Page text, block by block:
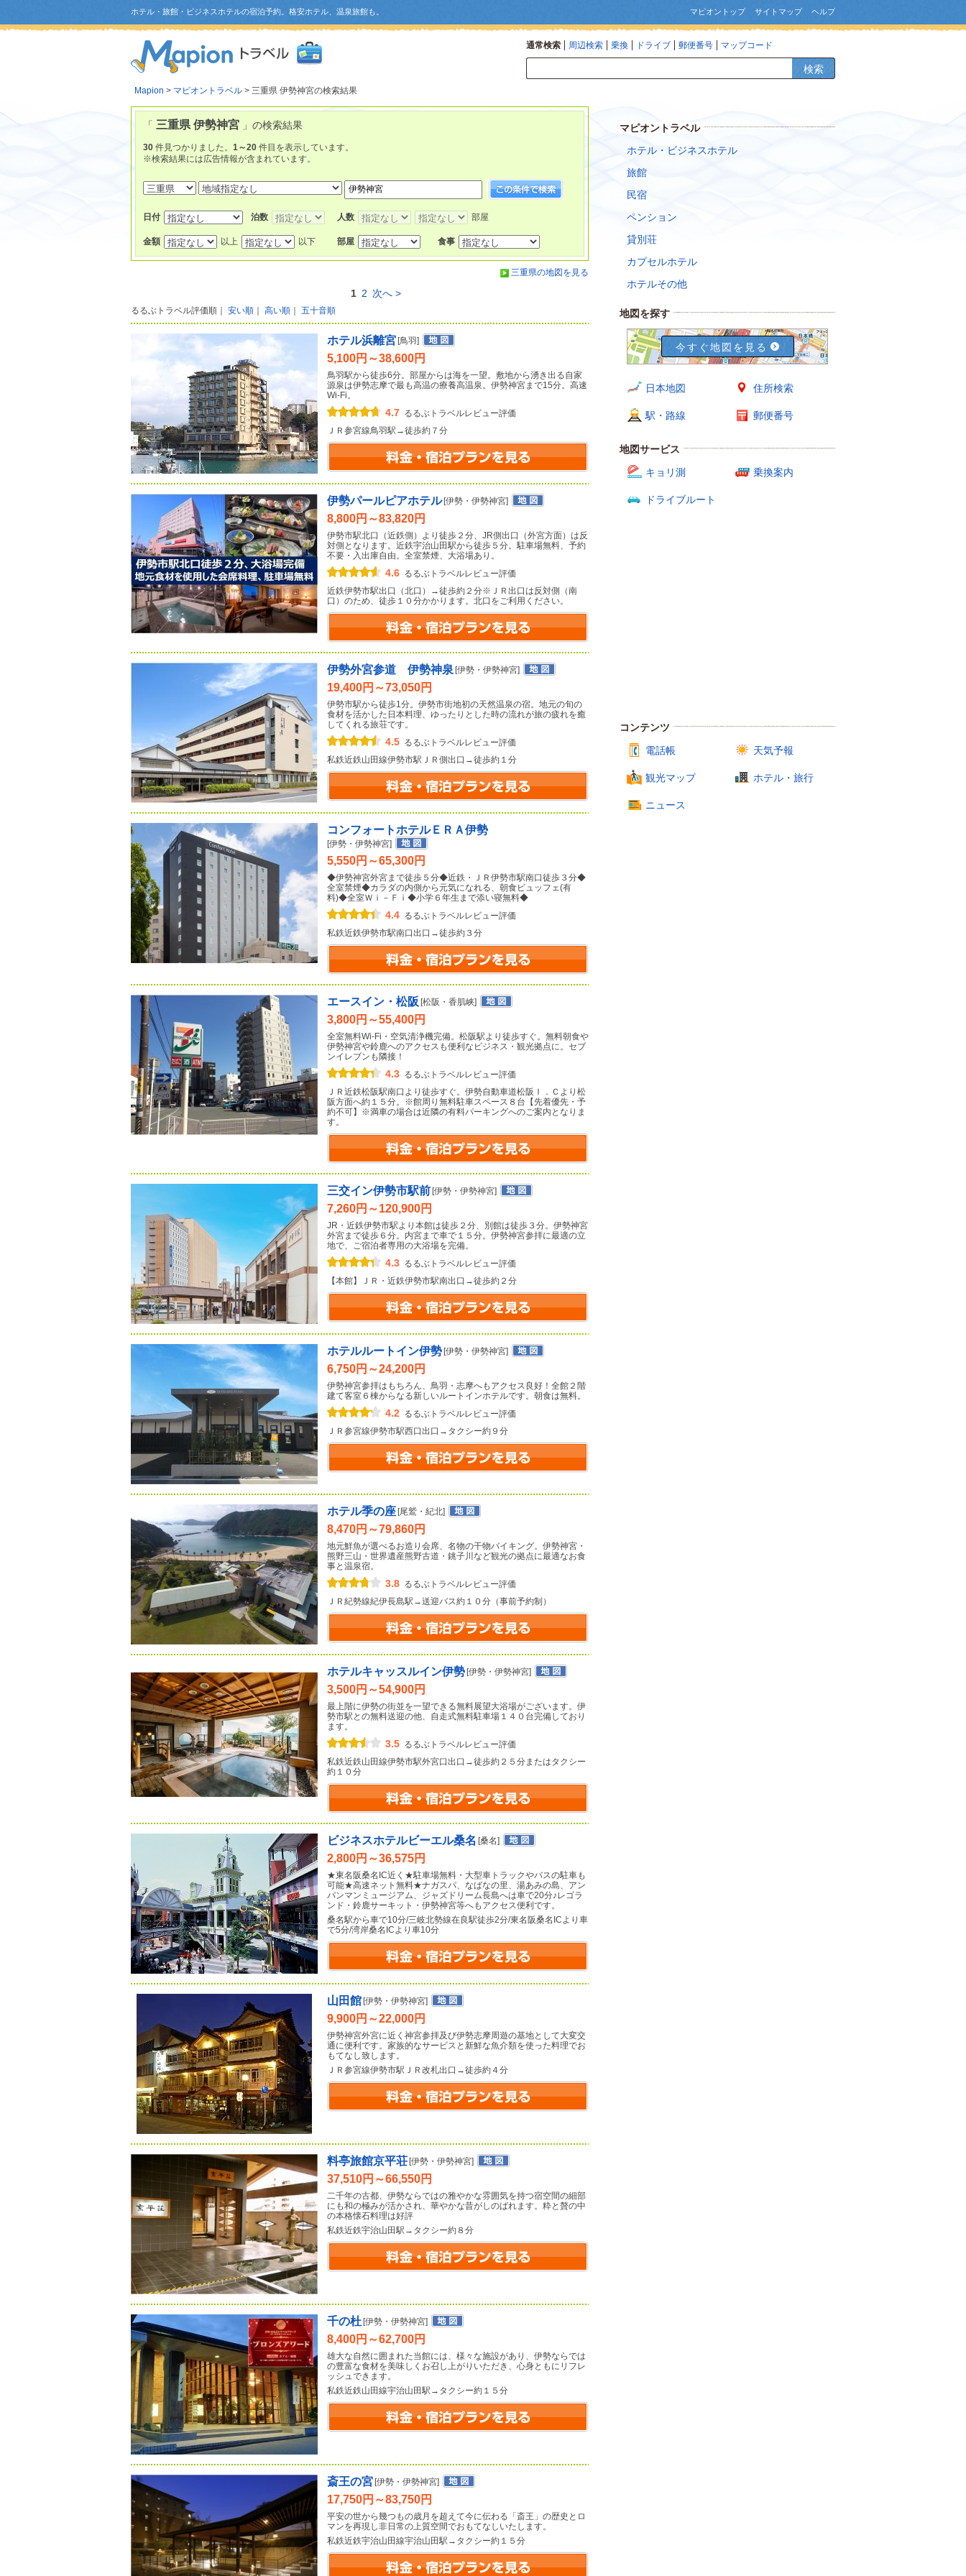
マピオントップ サイトマップ ヘルプ
ホテル・旅館・ビジネスホテルの宿泊予約。格安ホテル、温泉旅館も。
通常検索 周辺検索 乗換 ドライブ 郵便番号 マップコード
検索
Mapion > マピオントラベル > 三重県 伊勢神宮の検索結果
「 三重県 伊勢神宮 」の検索結果
30 件見つかりました。 1～20 件目を表示しています。
※検索結果には広告情報が含まれています。
日付 泊数 人数 部屋
金額 以上 以下 部屋 食事
三重県の地図を見る
1 2 次へ >
るるぶトラベル評価順 安い順 高い順 五十音順
ホテル浜離宮 [鳥羽]
5,100円～38,600円
鳥羽駅から徒歩6分。部屋からは海を一望。敷地から湧き出る自家
源泉は伊勢志摩で最も高温の療養高温泉。伊勢神宮まで15分。高速
Wi-Fi。
4.7 るるぶトラベルレビュー評価
ＪＲ参宮線鳥羽駅→徒歩約７分
伊勢パールピアホテル [伊勢・伊勢神宮]
8,800円～83,820円
伊勢市駅北口（近鉄側）より徒歩２分、JR側出口（外宮方面）は反
対側となります。近鉄宇治山田駅から徒歩５分。駐車場無料、予約
不要・入出庫自由。全室禁煙、大浴場あり。
4.6 るるぶトラベルレビュー評価
近鉄伊勢市駅出口（北口）→徒歩約２分※ＪＲ出口は反対側（南
口）のため、徒歩１０分かかります。北口をご利用ください。
伊勢外宮参道 伊勢神泉 [伊勢・伊勢神宮]
19,400円～73,050円
伊勢市駅から徒歩1分。伊勢市街地初の天然温泉の宿。地元の旬の
食材を活かした日本料理、ゆったりとした時の流れが旅の疲れを癒
してくれる旅荘です。
4.5 るるぶトラベルレビュー評価
私鉄近鉄山田線伊勢市駅ＪＲ側出口→徒歩約１分
コンフォートホテルＥＲＡ伊勢
[伊勢・伊勢神宮]
5,550円～65,300円
◆伊勢神宮外宮まで徒歩５分◆近鉄・ＪＲ伊勢市駅南口徒歩３分◆
全室禁煙◆カラダの内側から元気になれる、朝食ビュッフェ(有
料)◆全室Ｗｉ－Ｆｉ◆小学６年生まで添い寝無料◆
4.4 るるぶトラベルレビュー評価
私鉄近鉄伊勢市駅南口出口→徒歩約３分
エースイン・松阪 [松阪・香肌峡]
3,800円～55,400円
全室無料Wi-Fi・空気清浄機完備。松阪駅より徒歩すぐ。無料朝食や
伊勢神宮や鈴鹿へのアクセスも便利なビジネス・観光拠点に。セブ
ンイレブンも隣接！
4.3 るるぶトラベルレビュー評価
ＪＲ近鉄松阪駅南口より徒歩すぐ。伊勢自動車道松阪Ｉ．Ｃより松
阪方面へ約１５分。※館周り無料駐車スペース８台【先着優先・予
約不可】※満車の場合は近隣の有料パーキングへのご案内となりま
す。
三交イン伊勢市駅前 [伊勢・伊勢神宮]
7,260円～120,900円
JR・近鉄伊勢市駅より本館は徒歩２分、別館は徒歩３分。伊勢神宮
外宮まで徒歩６分。内宮まで車で１５分。伊勢神宮参拝に最適の立
地で、ご宿泊者専用の大浴場を完備。
4.3 るるぶトラベルレビュー評価
【本館】ＪＲ・近鉄伊勢市駅南出口→徒歩約２分
ホテルルートイン伊勢 [伊勢・伊勢神宮]
6,750円～24,200円
伊勢神宮参拝はもちろん、鳥羽・志摩へもアクセス良好！全館２階
建て客室６棟からなる新しいルートインホテルです。朝食は無料。
4.2 るるぶトラベルレビュー評価
ＪＲ参宮線伊勢市駅西口出口→タクシー約９分
ホテル季の座 [尾鷲・紀北]
8,470円～79,860円
地元鮮魚が選べるお造り会席、名物の干物バイキング。伊勢神宮・
熊野三山・世界遺産熊野古道・銚子川など観光の拠点に最適なお食
事と温泉宿。
3.8 るるぶトラベルレビュー評価
ＪＲ紀勢線紀伊長島駅→送迎バス約１０分（事前予約制）
ホテルキャッスルイン伊勢 [伊勢・伊勢神宮]
3,500円～54,900円
最上階に伊勢の街並を一望できる無料展望大浴場がございます。伊
勢市駅との無料送迎の他、自走式無料駐車場１４０台完備しており
ます。
3.5 るるぶトラベルレビュー評価
私鉄近鉄山田線伊勢市駅外宮口出口→徒歩約２５分またはタクシー
約１０分
ビジネスホテルビーエル桑名 [桑名]
2,800円～36,575円
★東名阪桑名IC近く★駐車場無料・大型車トラックやバスの駐車も
可能★高速ネット無料★ナガスパ、なばなの里、湯あみの島、アン
パンマンミュージアム、ジャズドリーム長島へは車で20分♪レゴラ
ンド・鈴鹿サーキット・伊勢神宮等へもアクセス便利です。
桑名駅から車で10分/三岐北勢線在良駅徒歩2分/東名阪桑名ICより車
で5分/湾岸桑名ICより車10分
山田館 [伊勢・伊勢神宮]
9,900円～22,000円
伊勢神宮外宮に近く神宮参拝及び伊勢志摩周遊の基地として大変交
通に便利です。家族的なサービスと新鮮な魚介類を使った料理でお
もてなし致します。
ＪＲ参宮線伊勢市駅ＪＲ改札出口→徒歩約４分
料亭旅館京平荘 [伊勢・伊勢神宮]
37,510円～66,550円
二千年の古都、伊勢ならではの雅やかな雰囲気を持つ宿空間の細部
にも和の極みが活かされ、華やかな昔がしのばれます。粋と贅の中
の本格懐石料理は好評
私鉄近鉄宇治山田駅→タクシー約８分
千の杜 [伊勢・伊勢神宮]
8,400円～62,700円
雄大な自然に囲まれた当館には、様々な施設があり、伊勢ならでは
の豊富な食材を美味しくお召し上がりいただき、心身ともにリフレ
ッシュできます。
私鉄近鉄山田線宇治山田駅→タクシー約１５分
斎王の宮 [伊勢・伊勢神宮]
17,750円～83,750円
平安の世から幾つもの歳月を超えて今に伝わる「斎王」の歴史とロ
マンを再現し非日常の上質空間でおもてなしいたします。
私鉄近鉄宇治山田線宇治山田駅→タクシー約１５分
マピオントラベル
ホテル・ビジネスホテル
旅館
民宿
ペンション
貸別荘
カプセルホテル
ホテルその他
地図を探す
今すぐ地図を見る
日本地図 住所検索
駅・路線 郵便番号
地図サービス
キョリ測
乗換案内
ドライブルート
コンテンツ
電話帳
天気予報
観光マップ ホテル・旅行
ニュース